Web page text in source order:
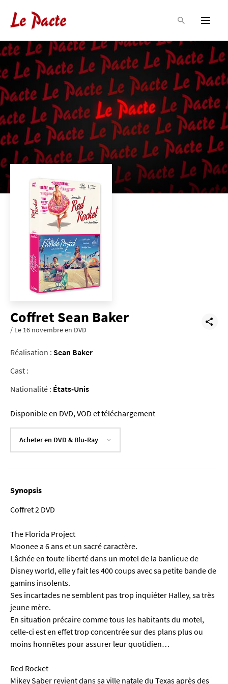
Coffret Sean Baker
/ Le 16 novembre en DVD
Réalisation : Sean Baker
Cast :
Nationalité : États-Unis
Disponible en DVD, VOD et téléchargement
Acheter en DVD & Blu-Ray
Synopsis
Coffret 2 DVD
The Florida Project
Moonee a 6 ans et un sacré caractère.
Lâchée en toute liberté dans un motel de la banlieue de
Disney world, elle y fait les 400 coups avec sa petite bande de
gamins insolents.
Ses incartades ne semblent pas trop inquiéter Halley, sa très
jeune mère.
En situation précaire comme tous les habitants du motel,
celle-ci est en effet trop concentrée sur des plans plus ou
moins honnêtes pour assurer leur quotidien…
Red Rocket
Mikey Saber revient dans sa ville natale du Texas après des